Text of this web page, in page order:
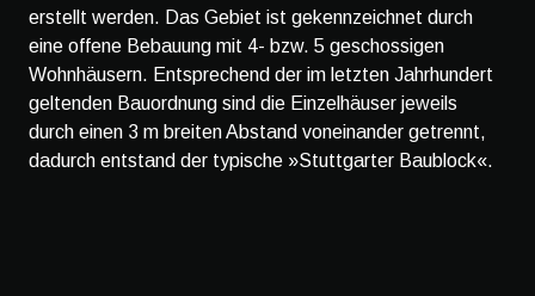
erstellt werden. Das Gebiet ist gekennzeichnet durch
eine offene Bebauung mit 4- bzw. 5 geschossigen
Wohnhäusern. Entsprechend der im letzten Jahrhundert
geltenden Bauordnung sind die Einzelhäuser jeweils
durch einen 3 m breiten Abstand voneinander getrennt,
dadurch entstand der typische »Stuttgarter Baublock«.